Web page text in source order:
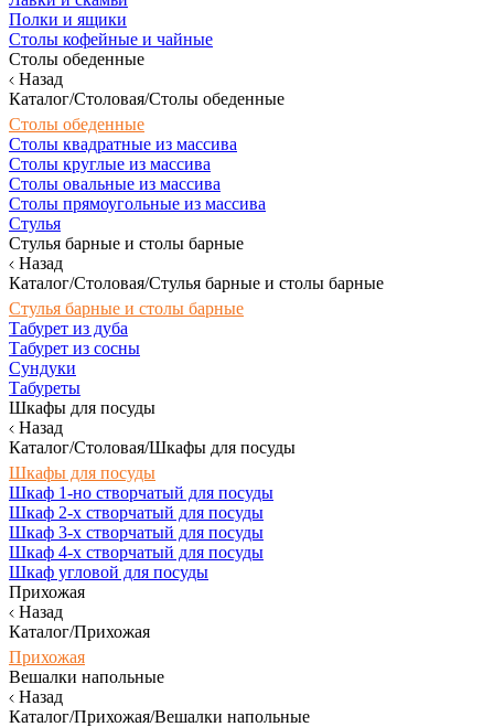
Полки и ящики
Столы кофейные и чайные
Столы обеденные
Назад
Каталог/Столовая/Столы обеденные
Столы обеденные
Столы квадратные из массива
Столы круглые из массива
Столы овальные из массива
Столы прямоугольные из массива
Стулья
Стулья барные и столы барные
Назад
Каталог/Столовая/Стулья барные и столы барные
Стулья барные и столы барные
Табурет из дуба
Табурет из сосны
Сундуки
Табуреты
Шкафы для посуды
Назад
Каталог/Столовая/Шкафы для посуды
Шкафы для посуды
Шкаф 1-но створчатый для посуды
Шкаф 2-х створчатый для посуды
Шкаф 3-х створчатый для посуды
Шкаф 4-х створчатый для посуды
Шкаф угловой для посуды
Прихожая
Назад
Каталог/Прихожая
Прихожая
Вешалки напольные
Назад
Каталог/Прихожая/Вешалки напольные